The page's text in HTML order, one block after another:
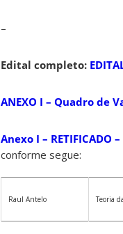
–
Edital completo:
ANEXO I – Quadro de
Anexo I – RETIFICADO
conforme segue:
Raul Antelo Teoria